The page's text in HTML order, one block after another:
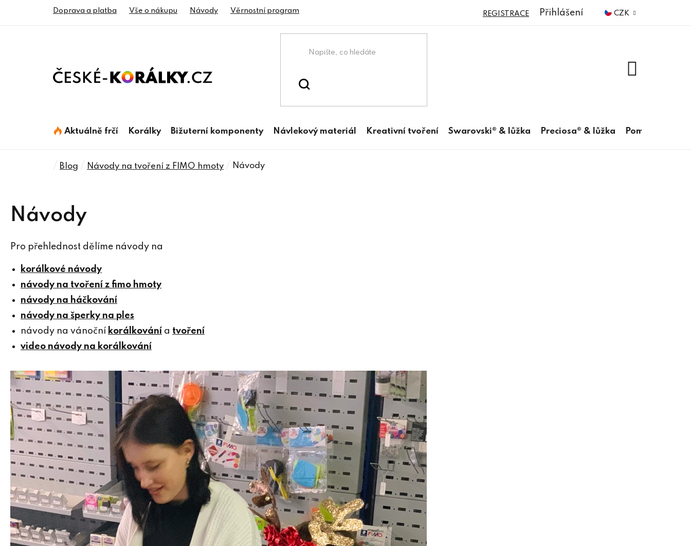
Doprava a platba Vše o nákupu Návody Věrnostní program CZK
Přihlášení
REGISTRACE
Aktuálně frčí Korálky Bižuterní komponenty Návlekový materiál Kreativní tvoření Swarovski® & lůžka Preciosa® & lůžka Pomůcky
Domů
Blog Návody na tvoření z FIMO hmoty Návody
Návody
Pro přehlednost dělíme návody na
korálkové návody
návody na tvoření z fimo hmoty
návody na háčkování
návody na šperky na ples
návody na vánoční korálkování a tvoření
video návody na korálkování